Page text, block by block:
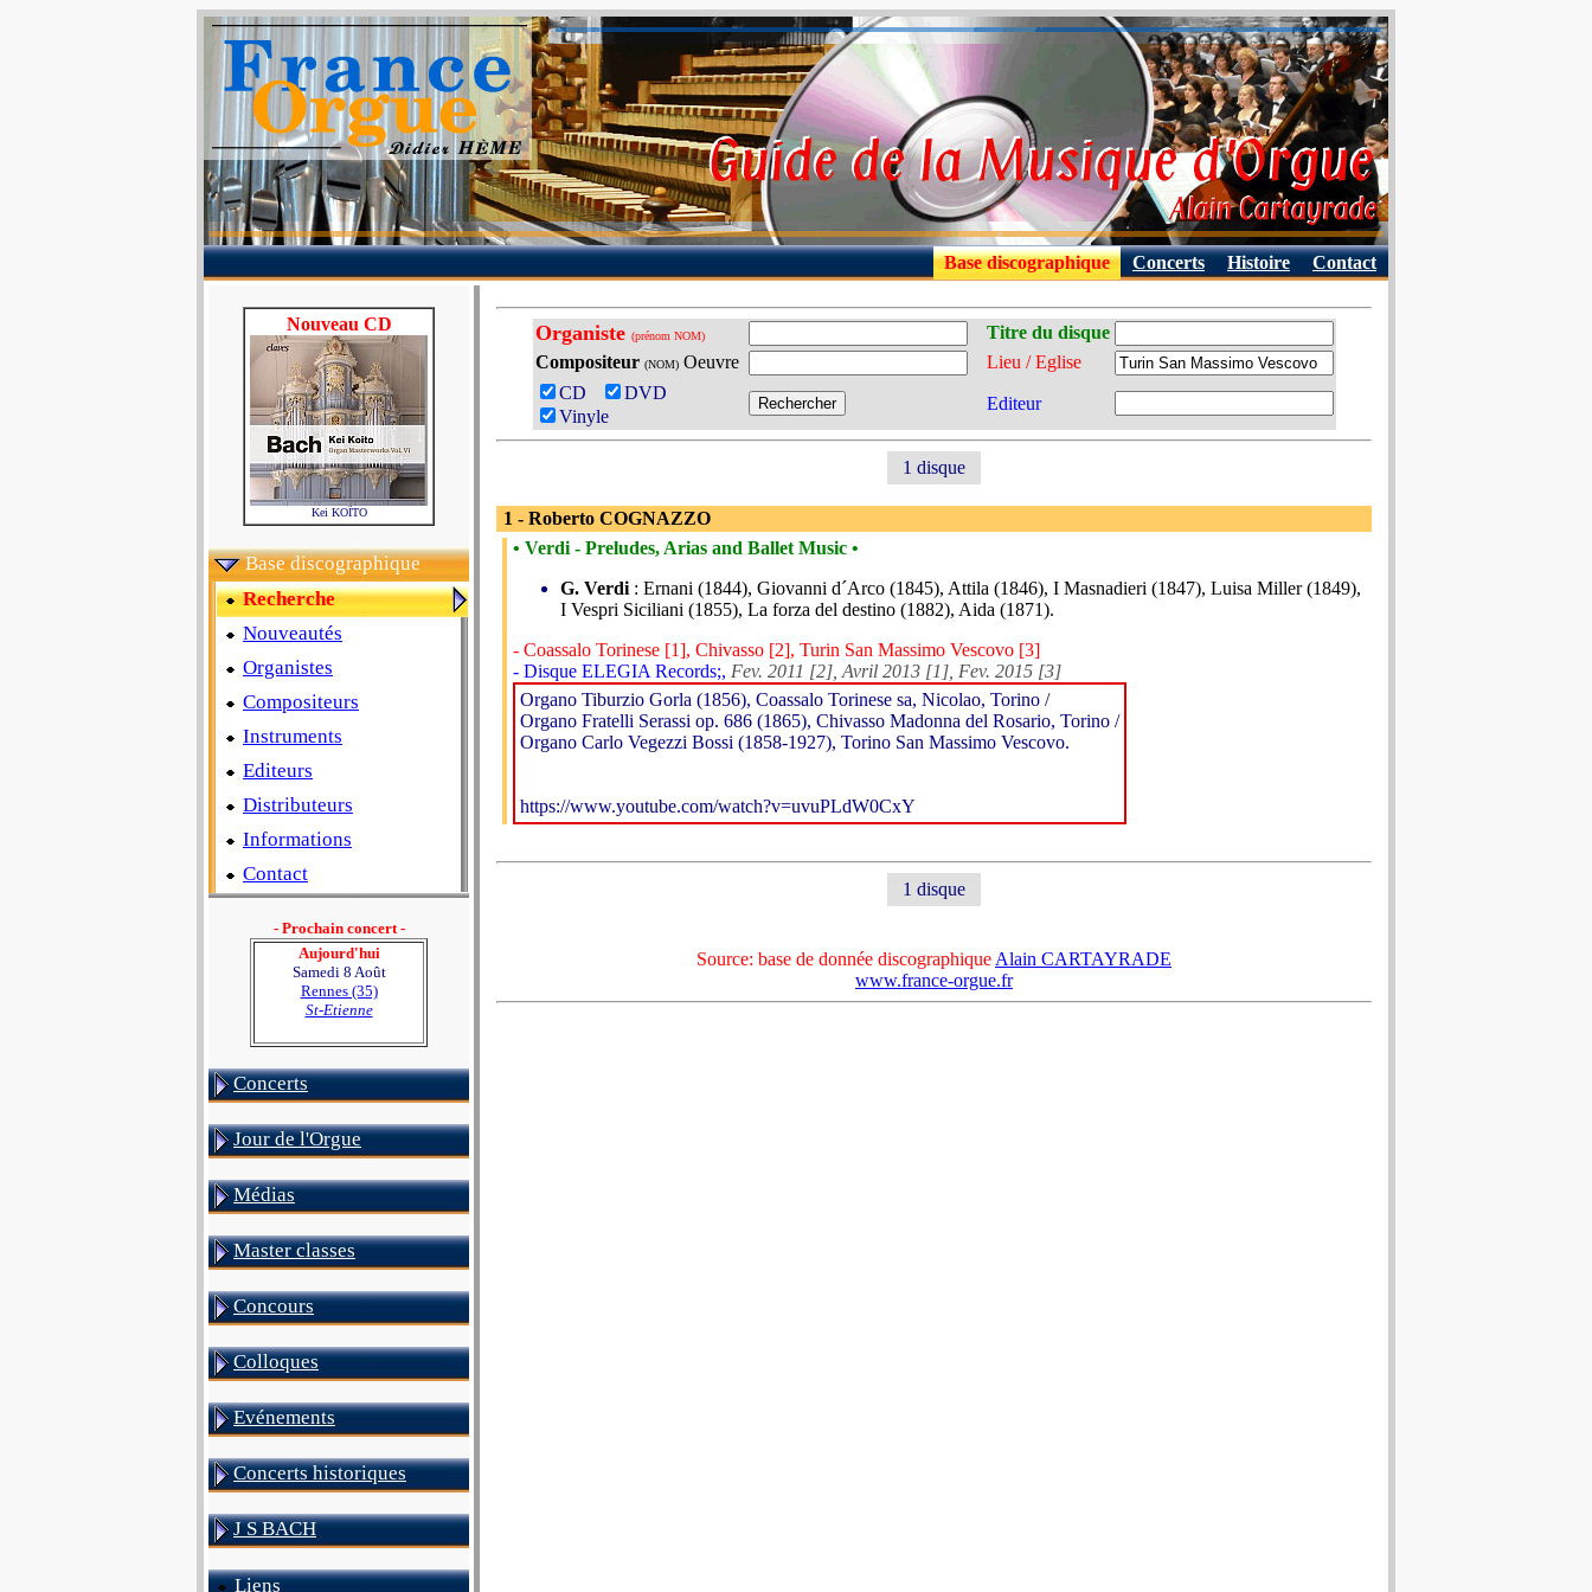
Base discographique Concerts Histoire Contact
Nouveau CD
Kei KOÏTO
Base discographique
Recherche
Nouveautés
Organistes
Compositeurs
Instruments
Editeurs
Distributeurs
Informations
Contact
- Prochain concert -
Aujourd'hui
Samedi 8 Août
Rennes (35)
St-Etienne
Concerts
Jour de l'Orgue
Médias
Master classes
Concours
Colloques
Evénements
Concerts historiques
J S BACH
Liens
Organiste (prénom NOM)
Titre du disque
Compositeur (NOM)Oeuvre
Lieu / Eglise
CD
DVD
Vinyle
Editeur
1 disque
1 - Roberto COGNAZZO
• Verdi - Preludes, Arias and Ballet Music •
G. Verdi : Ernani (1844), Giovanni d´Arco (1845), Attila (1846), I Masnadieri (1847), Luisa Miller (1849),
I Vespri Siciliani (1855), La forza del destino (1882), Aida (1871).
- Coassalo Torinese [1], Chivasso [2], Turin San Massimo Vescovo [3]
- Disque ELEGIA Records;, Fev. 2011 [2], Avril 2013 [1], Fev. 2015 [3]
Organo Tiburzio Gorla (1856), Coassalo Torinese sa, Nicolao, Torino /
Organo Fratelli Serassi op. 686 (1865), Chivasso Madonna del Rosario, Torino /
Organo Carlo Vegezzi Bossi (1858-1927), Torino San Massimo Vescovo.
https://www.youtube.com/watch?v=uvuPLdW0CxY
1 disque
Source: base de donnée discographique Alain CARTAYRADE
www.france-orgue.fr